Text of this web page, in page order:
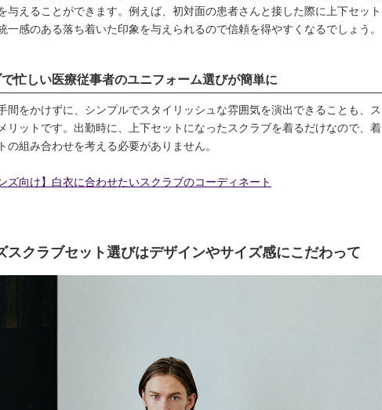
与えることができます。例えば、初対面の患者さんと接した際に上下セット
一感のある落ち着いた印象を与えられるので信頼を得やすくなるでしょう。
で忙しい医療従事者のユニフォーム選びが簡単に
間をかけずに、シンプルでスタイリッシュな雰囲気を演出できることも、ス
リットです。出勤時に、上下セットになったスクラブを着るだけなので、着
の組み合わせを考える必要がありません。
向け】白衣に合わせたいスクラブのコーディネート
スクラブセット選びはデザインやサイズ感にこだわって